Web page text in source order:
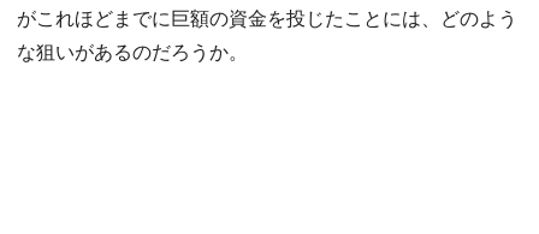
がこれほどまでに巨額の資金を投じたことには、どのよう
な狙いがあるのだろうか。